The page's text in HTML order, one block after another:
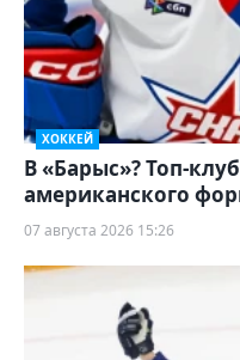
ХОККЕЙ
В «Барыс»? Топ-
американского
07 августа 2026 15:26